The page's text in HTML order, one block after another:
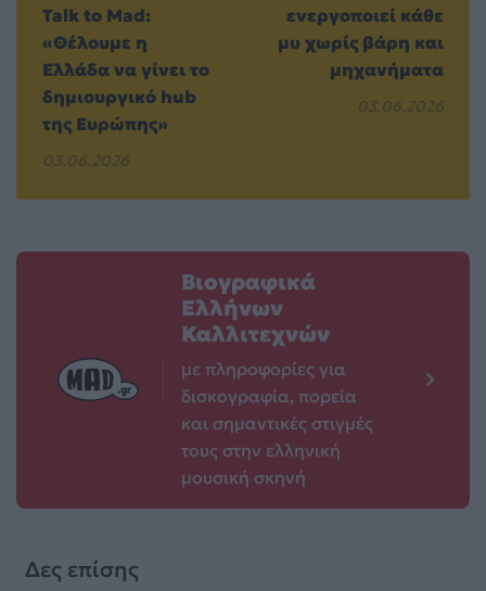
Talk to Mad:
«Θέλουμε η
Ελλάδα να γίνει το
δημιουργικό hub
της Ευρώπης»
03.06.2026
ενεργοποιεί κάθε
μυ χωρίς βάρη και
μηχανήματα
03.06.2026
Βιογραφικά
Ελλήνων
Καλλιτεχνών
με πληροφορίες για
δισκογραφία, πορεία
και σημαντικές στιγμές
τους στην ελληνική
μουσική σκηνή
Δες επίσης